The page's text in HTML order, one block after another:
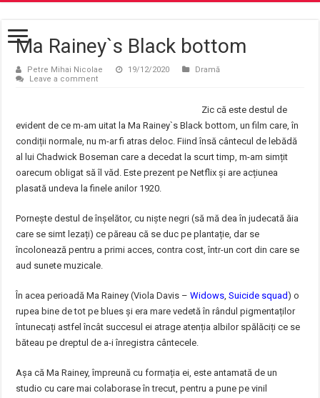
Ma Rainey`s Black bottom
Petre Mihai Nicolae 19/12/2020
Dramă
Leave a comment
Zic că este destul de
evident de ce m-am uitat la Ma Rainey`s Black bottom, un film care, în
condiții normale, nu m-ar fi atras deloc. Fiind însă cântecul de lebădă
al lui Chadwick Boseman care a decedat la scurt timp, m-am simțit
oarecum obligat să îl văd. Este prezent pe Netflix și are acțiunea
plasată undeva la finele anilor 1920.
Pornește destul de înșelător, cu niște negri (să mă dea în judecată ăia
care se simt lezați) ce păreau că se duc pe plantație, dar se
încolonează pentru a primi acces, contra cost, într-un cort din care se
aud sunete muzicale.
În acea perioadă Ma Rainey (Viola Davis –Widows,Suicide squad) o
rupea bine de tot pe blues și era mare vedetă în rândul pigmentaților
întunecați astfel încât succesul ei atrage atenția albilor spălăciți ce se
băteau pe dreptul de a-i înregistra cântecele.
Așa că Ma Rainey, împreună cu formația ei, este antamată de un
studio cu care mai colaborase în trecut, pentru a pune pe vinil